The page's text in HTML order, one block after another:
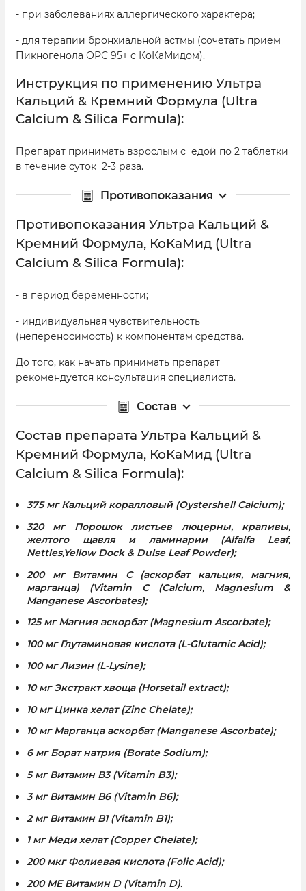
- при заболеваниях аллергического характера;
- для терапии бронхиальной астмы (сочетать прием
Пикногенола ОРС 95+ с КоКаМидом).
Инструкция по применению Ультра
Кальций & Кремний Формула (Ultra
Calcium & Silica Formula):
Препарат принимать взрослым с едой по 2 таблетки
в течение суток 2-3 раза.
Противопоказания
Противопоказания Ультра Кальций &
Кремний Формула, КоКаМид (Ultra
Calcium & Silica Formula):
- в период беременности;
- индивидуальная чувствительность
(непереносимость) к компонентам средства.
До того, как начать принимать препарат
рекомендуется консультация специалиста.
Состав
Состав препарата Ультра Кальций &
Кремний Формула, КоКаМид (Ultra
Calcium & Silica Formula):
375 мг Кальций коралловый (Oystershell Calcium);
320 мг Порошок листьев люцерны, крапивы,
желтого щавля и ламинарии (Alfalfa Leaf,
Nettles,Yellow Dock & Dulse Leaf Powder);
200 мг Витамин С (аскорбат кальция, магния,
марганца) (Vitamin C (Calcium, Magnesium &
Manganese Ascorbates);
125 мг Магния аскорбат (Magnesium Ascorbate);
100 мг Глутаминовая кислота (L-Glutamic Acid);
100 мг Лизин (L-Lysine);
10 мг Экстракт хвоща (Horsetail extract);
10 мг Цинка хелат (Zinc Chelate);
10 мг Марганца аскорбат (Manganese Ascorbate);
6 мг Борат натрия (Borate Sodium);
5 мг Витамин В3 (Vitamin B3);
3 мг Витамин В6 (Vitamin B6);
2 мг Витамин В1 (Vitamin B1);
1 мг Меди хелат (Copper Chelate);
200 мкг Фолиевая кислота (Folic Acid);
200 МЕ Витамин D (Vitamin D).